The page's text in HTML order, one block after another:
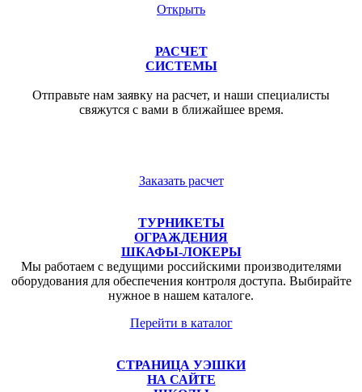
Открыть
РАСЧЕТ
СИСТЕМЫ
Отправьте нам заявку на расчет, и наши специалисты
свяжутся с вами в ближайшее время.
Заказать расчет
ТУРНИКЕТЫ
ОГРАЖДЕНИЯ
ШКАФЫ-ЛОКЕРЫ
Мы работаем с ведущими российскими производителями
оборудования для обеспечения контроля доступа. Выбирайте
нужное в нашем каталоге.
Перейти в каталог
СТРАНИЦА УЭШКИ
НА САЙТЕ